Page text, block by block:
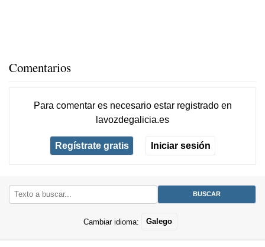
Comentarios
Para comentar es necesario estar registradoen
lavozdegalicia.es
Regístrate gratis Iniciar sesión
Cambiar idioma: Galego